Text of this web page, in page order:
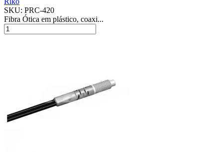
SKU: PRC-420
Fibra Ótica em plástico, coaxi...